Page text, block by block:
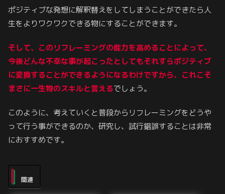
ポジティブな発想に解釈替えをしてしまうことができたら人
生をよりワクワクできる物にすることができます。
そして、このリフレーミングの能力を高めることによって、
今後どんな不幸な事が起こったとしてもそれすらポジティブ
に変換することができるようになるわけですから、これこそ
まさに一生物のスキルと言えるでしょう。
このように、考えていくと普段からリフレーミングをどうや
って行う事ができるのか、研究し、試行錯誤することは非常
におすすめです。
関連